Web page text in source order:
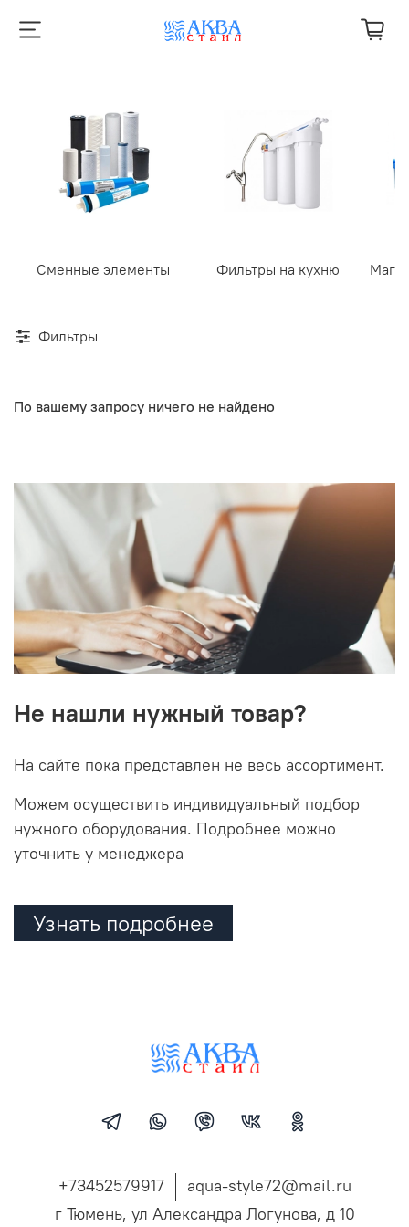
Сменные элементы Фильтры на кухню
Фильтры
По вашему запросу ничего не найдено
Не нашли нужный товар?
На сайте пока представлен не весь ассортимент.
Можем осуществить индивидуальный подбор
нужного оборудования. Подробнее можно
уточнить у менеджера
Узнать подробнее
+73452579917
aqua-style72@mail.ru
г Тюмень, ул Александра Логунова, д 10